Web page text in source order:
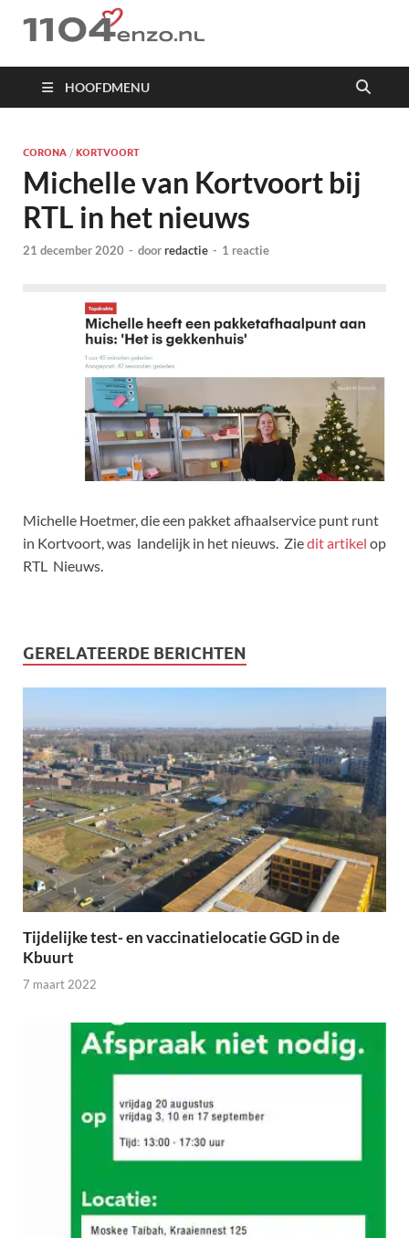
1104 en zo
HOOFDMENU
CORONA / KORTVOORT
Michelle van Kortvoort bij
RTL in het nieuws
21 december 2020 - doorredactie - 1 reactie
Michelle Hoetmer, die een pakket afhaalservice punt runt
in Kortvoort, was landelijk in het nieuws. Ziedit artikel op
RTL Nieuws.
GERELATEERDE BERICHTEN
Tijdelijke test- en vaccinatielocatie GGD in de
Kbuurt
7 maart 2022